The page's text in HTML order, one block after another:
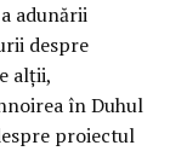
adunării
despre
alţii,
în Duhul
proiectul